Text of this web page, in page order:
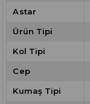
Astar
Ürün Tipi
Kol Tipi
Cep
Kumaş Tipi